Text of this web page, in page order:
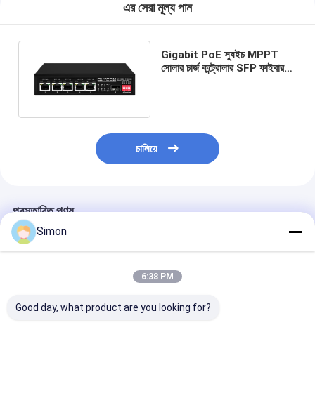
এর সেরা মূল্য পান
Gigabit PoE স্যুইচ MPPT
সোলার চার্জ কন্ট্রোলার SFP ফাইবার
চালিয়ে
প্রস্তাবিত পণ্য
Simon
6:38 PM
Good day, what product are you looking for?